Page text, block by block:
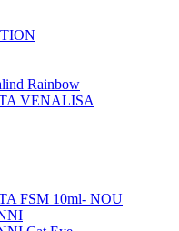
Rainbow
VENALISA
FSM 10ml- NOU